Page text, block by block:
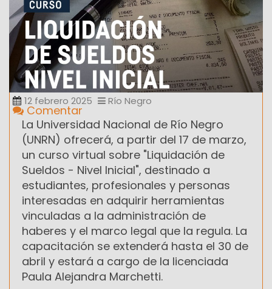
12 febrero 2025 Río Negro
Comentar
La Universidad Nacional de Río Negro
(UNRN) ofrecerá, a partir del 17 de marzo,
un curso virtual sobre "Liquidación de
Sueldos - Nivel Inicial", destinado a
estudiantes, profesionales y personas
interesadas en adquirir herramientas
vinculadas a la administración de
haberes y el marco legal que la regula. La
capacitación se extenderá hasta el 30 de
abril y estará a cargo de la licenciada
Paula Alejandra Marchetti.